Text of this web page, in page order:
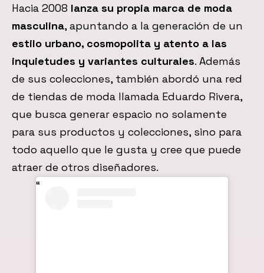
Hacia 2008 lanza su propia marca de moda
masculina, apuntando a la generación de un
estilo urbano, cosmopolita y atento a las
inquietudes y variantes culturales. Además
de sus colecciones, también abordó una red
de tiendas de moda llamada Eduardo Rivera,
que busca generar espacio no solamente
para sus productos y colecciones, sino para
todo aquello que le gusta y cree que puede
atraer de otros diseñadores.